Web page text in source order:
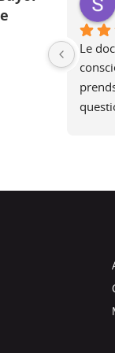
une
plus
je
Le